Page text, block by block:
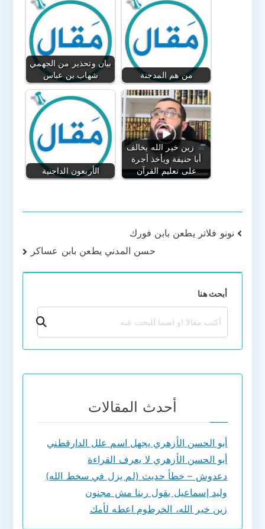
بيان وتحذير من الجهمي
شهاب بن عباس
من هم المدجنة
الأربعون الداجنية
زين خير الله يخالف
أبا حنيفة ويأخذ أجرة
على تعليم القرآن
تصفّح
نونو فلاتر يطعن بابن فورك
حسن المدني يطعن بابن عساكر
أبحث هنا
بحث
أحدث المقالات
أبو الحسن الأزهري يجهل اسم علل الدارقطني
أبو الحسن الأزهري لا يعرف القراءة
دعدوش – خطأ حديث (لم يزل في سخط الله)
وليد إسماعيل يقول ربنا مش مجنون
زين خير الله، الخرطوم اعطه لأمك